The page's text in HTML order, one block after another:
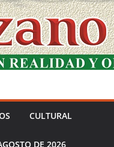
CULTURAL
DE 2026